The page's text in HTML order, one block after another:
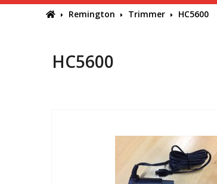
Remington Trimmer HC5600
HC5600